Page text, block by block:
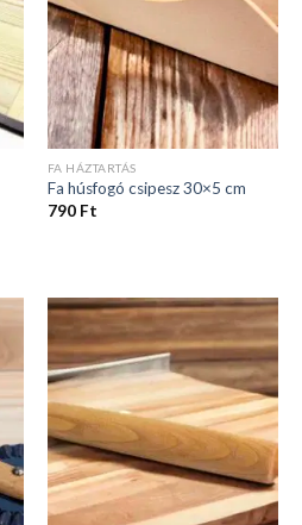
FA HÁZTARTÁS
Fa húsfogó csipesz 30×5 cm
790 Ft